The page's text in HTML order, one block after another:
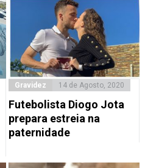
Gravidez 14 de Agosto, 2020
Futebolista Diogo Jota
prepara estreia na
paternidade